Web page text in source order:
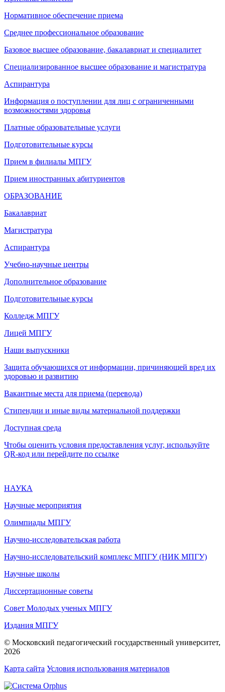
Нормативное обеспечение приема
Среднее профессиональное образование
Базовое высшее образование, бакалавриат и специалитет
Специализированное высшее образование и магистратура
Аспирантура
Информация о поступлении для лиц с ограниченными
возможностями здоровья
Платные образовательные услуги
Подготовительные курсы
Прием в филиалы МПГУ
Прием иностранных абитуриентов
ОБРАЗОВАНИЕ
Бакалавриат
Магистратура
Аспирантура
Учебно-научные центры
Дополнительное образование
Подготовительные курсы
Колледж МПГУ
Лицей МПГУ
Наши выпускники
Защита обучающихся от информации, причиняющей вред их
здоровью и развитию
Вакантные места для приема (перевода)
Стипендии и иные виды материальной поддержки
Доступная среда
Чтобы оценить условия предоставления услуг, используйте
QR-код или перейдите по ссылке
НАУКА
Научные мероприятия
Олимпиады МПГУ
Научно-исследовательская работа
Научно-исследовательский комплекс МПГУ (НИК МПГУ)
Научные школы
Диссертационные советы
Совет Молодых ученых МПГУ
Издания МПГУ
© Московский педагогический государственный университет,
2026
Карта сайта Условия использования материалов